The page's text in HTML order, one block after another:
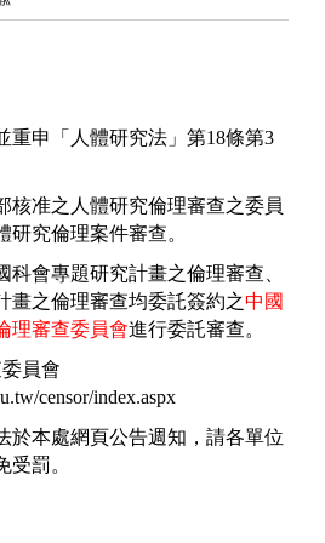
重申「人體研究法」第18條第3
核准之人體研究倫理審查之委員
究倫理案件審查。
科會專題研究計畫之倫理審查、
畫之倫理審查均委託簽約之中國
理審查委員會進行委託審查。
員會
censor/index.aspx
於本處網頁公告週知，請各單位
罰。